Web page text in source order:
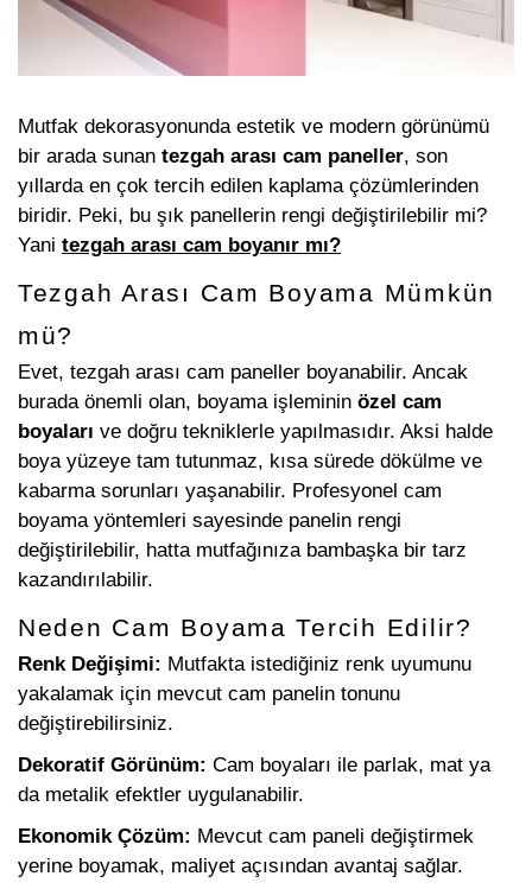
Mutfak dekorasyonunda estetik ve modern görünümü
bir arada sunan tezgah arası cam paneller, son
yıllarda en çok tercih edilen kaplama çözümlerinden
biridir. Peki, bu şık panellerin rengi değiştirilebilir mi?
Yani tezgah arası cam boyanır mı?
Tezgah Arası Cam Boyama Mümkün
mü?
Evet, tezgah arası cam paneller boyanabilir. Ancak
burada önemli olan, boyama işleminin özel cam
boyaları ve doğru tekniklerle yapılmasıdır. Aksi halde
boya yüzeye tam tutunmaz, kısa sürede dökülme ve
kabarma sorunları yaşanabilir. Profesyonel cam
boyama yöntemleri sayesinde panelin rengi
değiştirilebilir, hatta mutfağınıza bambaşka bir tarz
kazandırılabilir.
Neden Cam Boyama Tercih Edilir?
Renk Değişimi: Mutfakta istediğiniz renk uyumunu
yakalamak için mevcut cam panelin tonunu
değiştirebilirsiniz.
Dekoratif Görünüm: Cam boyaları ile parlak, mat ya
da metalik efektler uygulanabilir.
Ekonomik Çözüm: Mevcut cam paneli değiştirmek
yerine boyamak, maliyet açısından avantaj sağlar.